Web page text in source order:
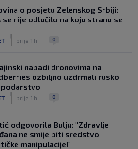
o posjetu Zelenskog Srbiji:
se nije odlučilo na koju stranu se
prije 1 h 0
napadi dronovima na
ozbiljno uzdrmali rusko
prije 1 h 0
odgovorila Bulju: "Zdravlje
ne smije biti sredstvo
manipulacije!"